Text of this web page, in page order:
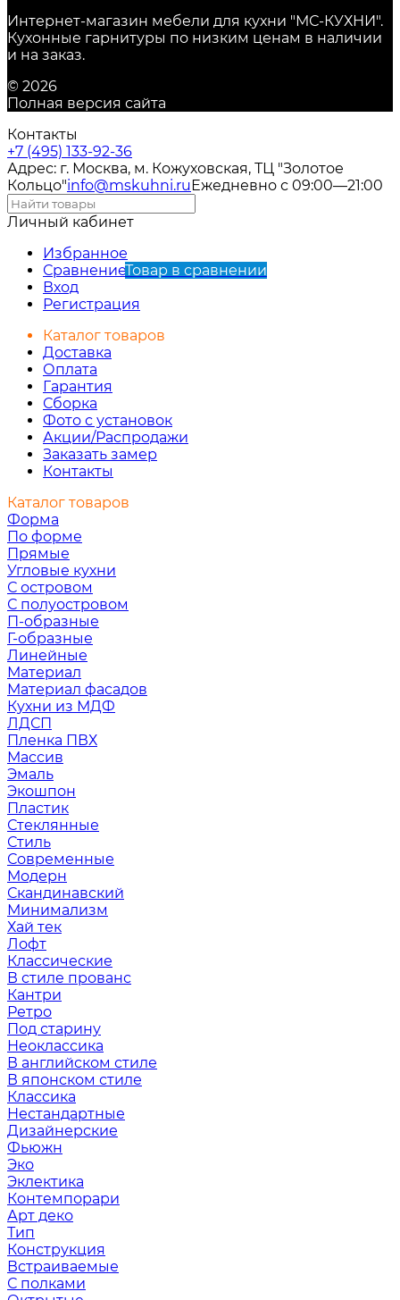
Интернет-магазин мебели для кухни "МС-КУХНИ".
Кухонные гарнитуры по низким ценам в наличии
и на заказ.
© 2026
Полная версия сайта
Контакты
+7 (495) 133-92-36
Адрес: г. Москва, м. Кожуховская, ТЦ "Золотое
Кольцо"info@mskuhni.ruЕжедневно с 09:00—21:00
Личный кабинет
Избранное
СравнениеТовар в сравнении
Вход
Регистрация
Каталог товаров
Доставка
Оплата
Гарантия
Сборка
Фото с установок
Акции/Распродажи
Заказать замер
Контакты
Каталог товаров
Форма
По форме
Прямые
Угловые кухни
С островом
С полуостровом
П-образные
Г-образные
Линейные
Материал
Материал фасадов
Кухни из МДФ
ЛДСП
Пленка ПВХ
Массив
Эмаль
Экошпон
Пластик
Стеклянные
Стиль
Современные
Модерн
Скандинавский
Минимализм
Хай тек
Лофт
Классические
В стиле прованс
Кантри
Ретро
Под старину
Неоклассика
В английском стиле
В японском стиле
Классика
Нестандартные
Дизайнерские
Фьюжн
Эко
Эклектика
Контемпорари
Арт деко
Тип
Конструкция
Встраиваемые
С полками